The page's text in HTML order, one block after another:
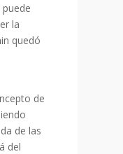
la
quedó
de
de las
del